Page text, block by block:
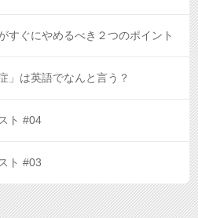
すぐにやめるべき２つのポイント
」は英語でなんと言う？
ト #04
ト #03